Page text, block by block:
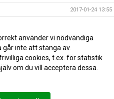
2017-01-24 13:55
2017-01-24 00:17
2017-01-24 00:14
använder vi nödvändiga
inte att stänga av.
cookies, t.ex. för statistik
om du vill acceptera dessa.